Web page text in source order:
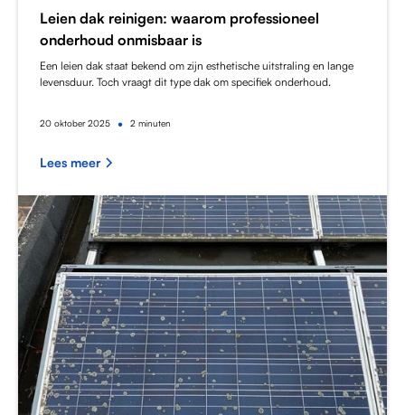
Leien dak reinigen: waarom professioneel
onderhoud onmisbaar is
Een leien dak staat bekend om zijn esthetische uitstraling en lange
levensduur. Toch vraagt dit type dak om specifiek onderhoud.
20 oktober 2025 • 2 minuten
Lees meer